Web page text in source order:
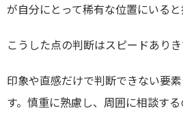
が自分にとって稀有な位置にいると
こうした点の判断はスピードありき
印象や直感だけで判断できない要
す。慎重に熟慮し、周囲に相談する